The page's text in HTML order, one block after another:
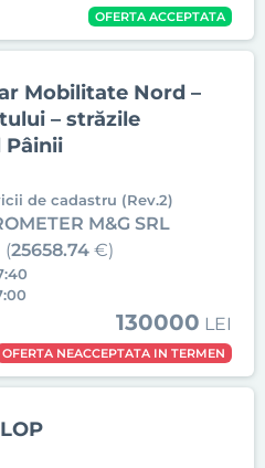
OFERTA ACCEPTATA
Mobilitate Nord –
– străzile
Pâinii
de cadastru (Rev.2)
M&G SRL
(25658.74 €)
130000 LEI
OFERTA NEACCEPTATA IN TERMEN